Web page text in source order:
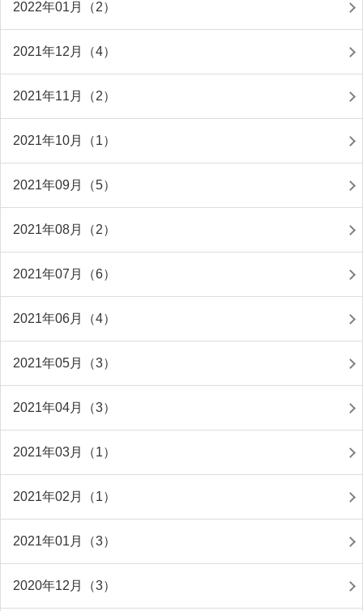
2022年01月（2）
2021年12月（4）
2021年11月（2）
2021年10月（1）
2021年09月（5）
2021年08月（2）
2021年07月（6）
2021年06月（4）
2021年05月（3）
2021年04月（3）
2021年03月（1）
2021年02月（1）
2021年01月（3）
2020年12月（3）